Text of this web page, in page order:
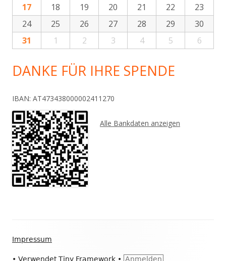
17
18 19 20 21 22
23
24
25 26 27 28 29
30
31
1 2 3 4 5 6
DANKE FÜR IHRE SPENDE
IBAN: AT473438000002411270
Alle Bankdaten anzeigen
Inhalt
Impressum
• VerwendetTiny Framework • Anmelden